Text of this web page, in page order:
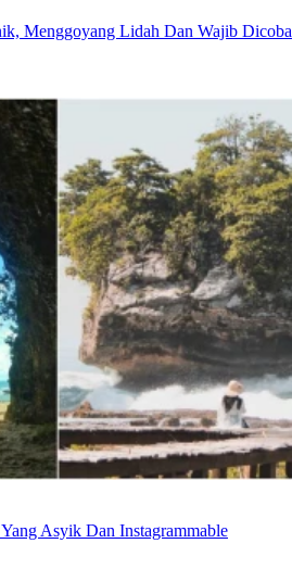
Menggoyang Lidah Dan Wajib Dicoba
Asyik Dan Instagrammable